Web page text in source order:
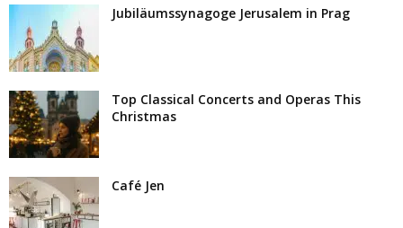
Jubiläumssynagoge Jerusalem in Prag
Top Classical Concerts and Operas This
Christmas
Café Jen